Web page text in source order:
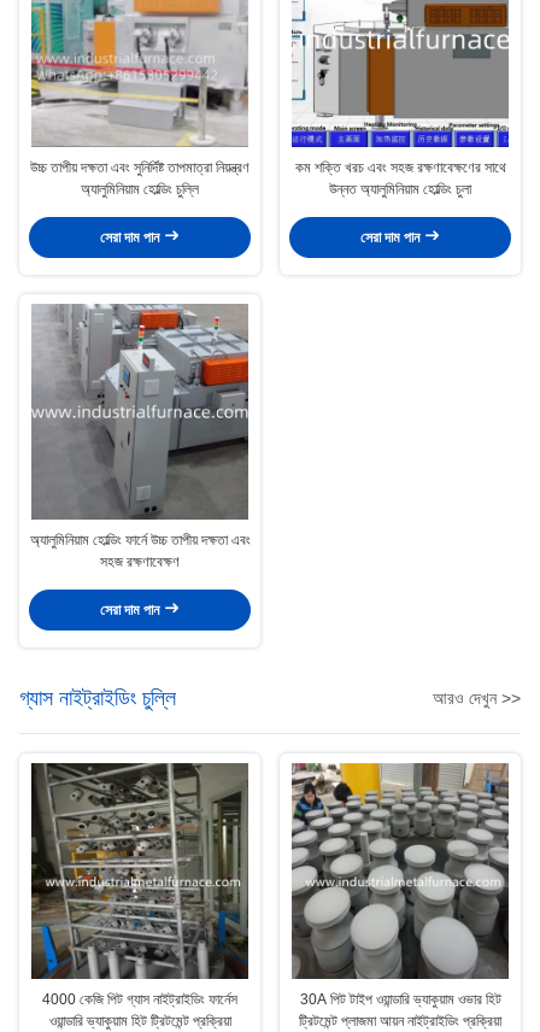
উচ্চ তাপীয় দক্ষতা এবং সুনির্দিষ্ট তাপমাত্রা নিয়ন্ত্রণ
অ্যালুমিনিয়াম হোল্ডিং চুল্লি
সেরা দাম পান
কম শক্তি খরচ এবং সহজ রক্ষণাবেক্ষণের সাথে
উন্নত অ্যালুমিনিয়াম হোল্ডিং চুলা
সেরা দাম পান
অ্যালুমিনিয়াম হোল্ডিং ফার্নে উচ্চ তাপীয় দক্ষতা এবং
সহজ রক্ষণাবেক্ষণ
সেরা দাম পান
গ্যাস নাইট্রাইডিং চুল্লি আরও দেখুন >>
4000 কেজি পিট গ্যাস নাইট্রাইডিং ফার্নেস
ওয়ান্ডারি ভ্যাকুয়াম হিট ট্রিটমেন্ট প্রক্রিয়া
30A পিট টাইপ ওয়ান্ডারি ভ্যাকুয়াম ওভার হিট
ট্রিটমেন্ট প্লাজমা আয়ন নাইট্রাইডিং প্রক্রিয়া